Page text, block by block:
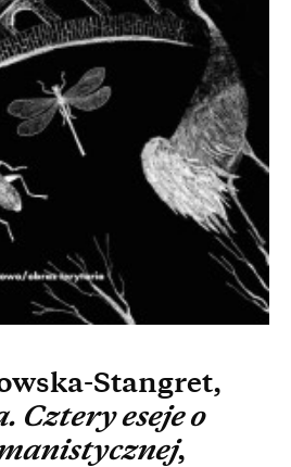
Stangret,
Cztery eseje o
,